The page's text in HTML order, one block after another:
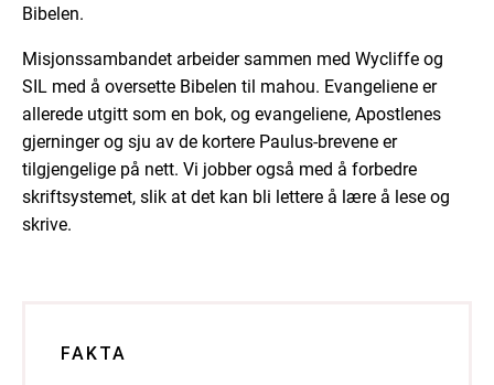
Bibelen.
Misjonssambandet arbeider sammen med Wycliffe og
SIL med å oversette Bibelen til mahou. Evangeliene er
allerede utgitt som en bok, og evangeliene, Apostlenes
gjerninger og sju av de kortere Paulus-brevene er
tilgjengelige på nett. Vi jobber også med å forbedre
skriftsystemet, slik at det kan bli lettere å lære å lese og
skrive.
FAKTA